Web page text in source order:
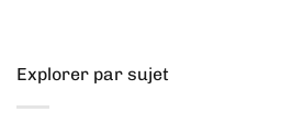
Explorer par sujet